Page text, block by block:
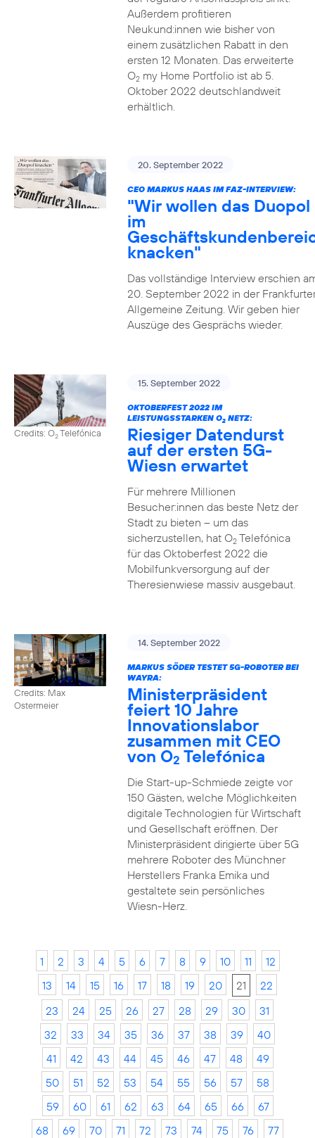
Außerdem profitieren
Neukund:innen wie bisher von
einem zusätzlichen Rabatt in den
ersten 12 Monaten. Das erweiterte
O2my Home Portfolio ist ab 5.
Oktober 2022 deutschlandweit
erhältlich.
20. September 2022
CEO MARKUS HAAS IM FAZ-INTERVIEW:
"Wir wollen das Duopol
im
knacken"
Das vollständige Interview erschien
20. September 2022 in der
Allgemeine Zeitung. Wir geben hier
Auszüge des Gesprächs wieder.
Credits: O2Telefónica
15. September 2022
OKTOBERFEST 2022 IM
LEISTUNGSSTARKEN O2NETZ:
Riesiger Datendurst
auf der ersten 5G-
Wiesn erwartet
Für mehrere Millionen
Besucher:innen das beste Netz der
Stadt zu bieten – um das
sicherzustellen, hat O2Telefónica
für das Oktoberfest 2022 die
Mobilfunkversorgung auf der
Theresienwiese massiv ausgebaut.
Credits: Max
Ostermeier
14. September 2022
MARKUS SÖDER TESTET 5G-ROBOTER BEI
WAYRA:
Ministerpräsident
feiert 10 Jahre
Innovationslabor
zusammen mit CEO
von O2 Telefónica
Die Start-up-Schmiede zeigte vor
150 Gästen, welche Möglichkeiten
digitale Technologien für Wirtschaft
und Gesellschaft eröffnen. Der
Ministerpräsident dirigierte über 5G
mehrere Roboter des Münchner
Herstellers Franka Emika und
gestaltete sein persönliches
Wiesn-Herz.
1 2 3 4 5 6 7 8 9 10 11
12
13
14 15 16 17 18 19 20 21
22
23
24 25 26 27 28 29 30
31
32
33 34 35 36 37 38 39
40
41
42 43 44 45 46 47 48
49
50
51 52 53 54 55 56 57
58
59
60 61 62 63 64 65 66
67
68
69 70 71 72 73 74 75 76
77